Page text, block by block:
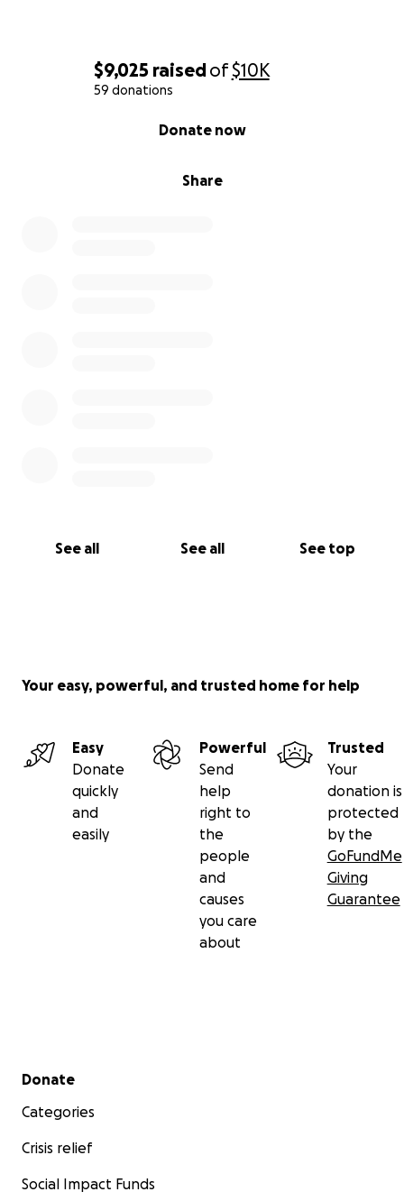
$9,025 raisedof$10K
59 donations
Share
Donate now
See all See all See top
Your easy, powerful, and trusted home for help
Easy
Donate
quickly
and
easily
Powerful
Send
help
right to
the
people
and
causes
you care
about
Trusted
Your
donation is
protected
by the
GoFundMe
Giving
Guarantee
Secondary menu
Donate
Categories
Crisis relief
Social Impact Funds